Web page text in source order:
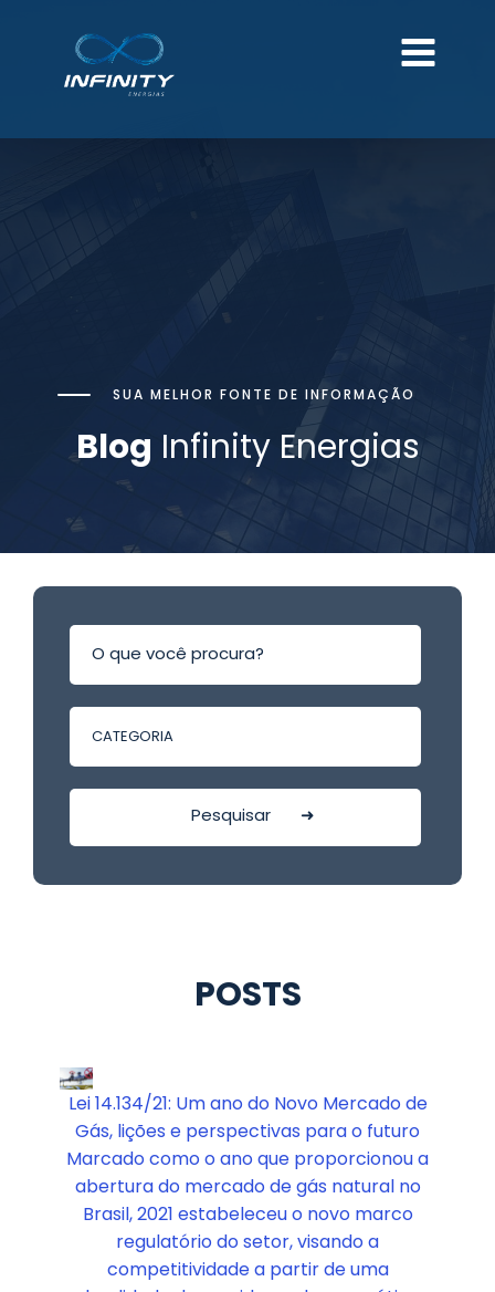
SUA MELHOR FONTE DE INFORMAÇÃO
Blog Infinity Energias
POSTS
Lei 14.134/21: Um ano do Novo Mercado de
Gás, lições e perspectivas para o futuro
Marcado como o ano que proporcionou a
abertura do mercado de gás natural no
Brasil, 2021 estabeleceu o novo marco
regulatório do setor, visando a
competitividade a partir de uma